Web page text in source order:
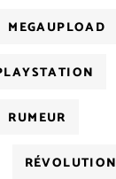
MEGAUPLOAD
RUMEUR
RÉVOLUTION